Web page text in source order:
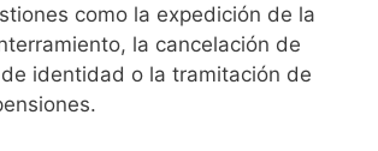
como la expedición de la
la cancelación de
identidad o la tramitación de